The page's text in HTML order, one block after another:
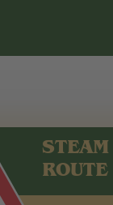
ROUTE